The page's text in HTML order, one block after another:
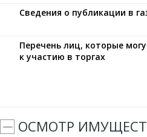
Сведения о публикации в
Перечень лиц, которые
к участию в торгах
ОСМОТР